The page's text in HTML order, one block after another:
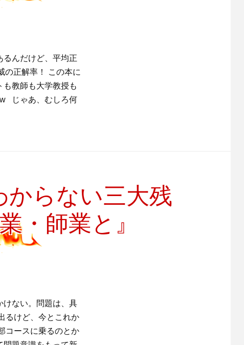
るんだけど、平均正
の正解率！ この本に
教師も大学教授も
じゃあ、むしろ何
からない三大残
・師業と』
けない。問題は、具
るけど、今とこれか
コースに乗るのとか